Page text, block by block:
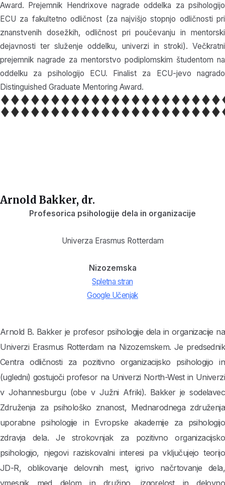
Award. Prejemnik Hendrixove nagrade oddelka za psihologijo
ECU za fakultetno odličnost (za najvišjo stopnjo odličnosti pri
znanstvenih dosežkih, odličnost pri poučevanju in mentorski
dejavnosti ter služenje oddelku, univerzi in stroki). Večkratni
prejemnik nagrade za mentorstvo podiplomskim študentom na
oddelku za psihologijo ECU. Finalist za ECU-jevo nagrado
Distinguished Graduate Mentoring Award.
Arnold Bakker, dr.
Profesorica psihologije dela in organizacije
Univerza Erasmus Rotterdam
Nizozemska
Spletna stran
Google Učenjak
Arnold B. Bakker je profesor psihologije dela in organizacije na
Univerzi Erasmus Rotterdam na Nizozemskem. Je predsednik
Centra odličnosti za pozitivno organizacijsko psihologijo in
(ugledni) gostujoči profesor na Univerzi North-West in Univerzi
v Johannesburgu (obe v Južni Afriki). Bakker je sodelavec
Združenja za psihološko znanost, Mednarodnega združenja
uporabne psihologije in Evropske akademije za psihologijo
zdravja dela. Je strokovnjak za pozitivno organizacijsko
psihologijo, njegovi raziskovalni interesi pa vključujejo teorijo
JD-R, oblikovanje delovnih mest, igrivo načrtovanje dela,